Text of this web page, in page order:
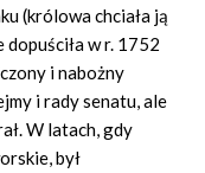
(królowa chciała ją
w r. 1752
i nabożny
i rady senatu, ale
W latach, gdy
był